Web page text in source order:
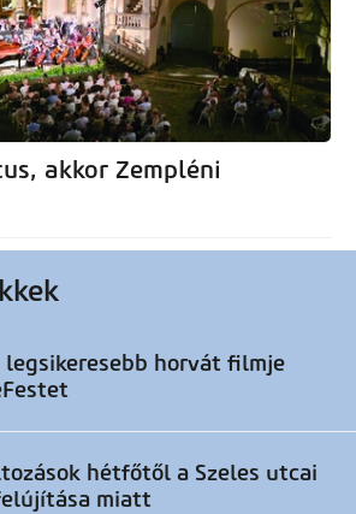
akkor Zempléni
legsikeresebb horvát filmje
hétfőtől a Szeles utcai
miatt